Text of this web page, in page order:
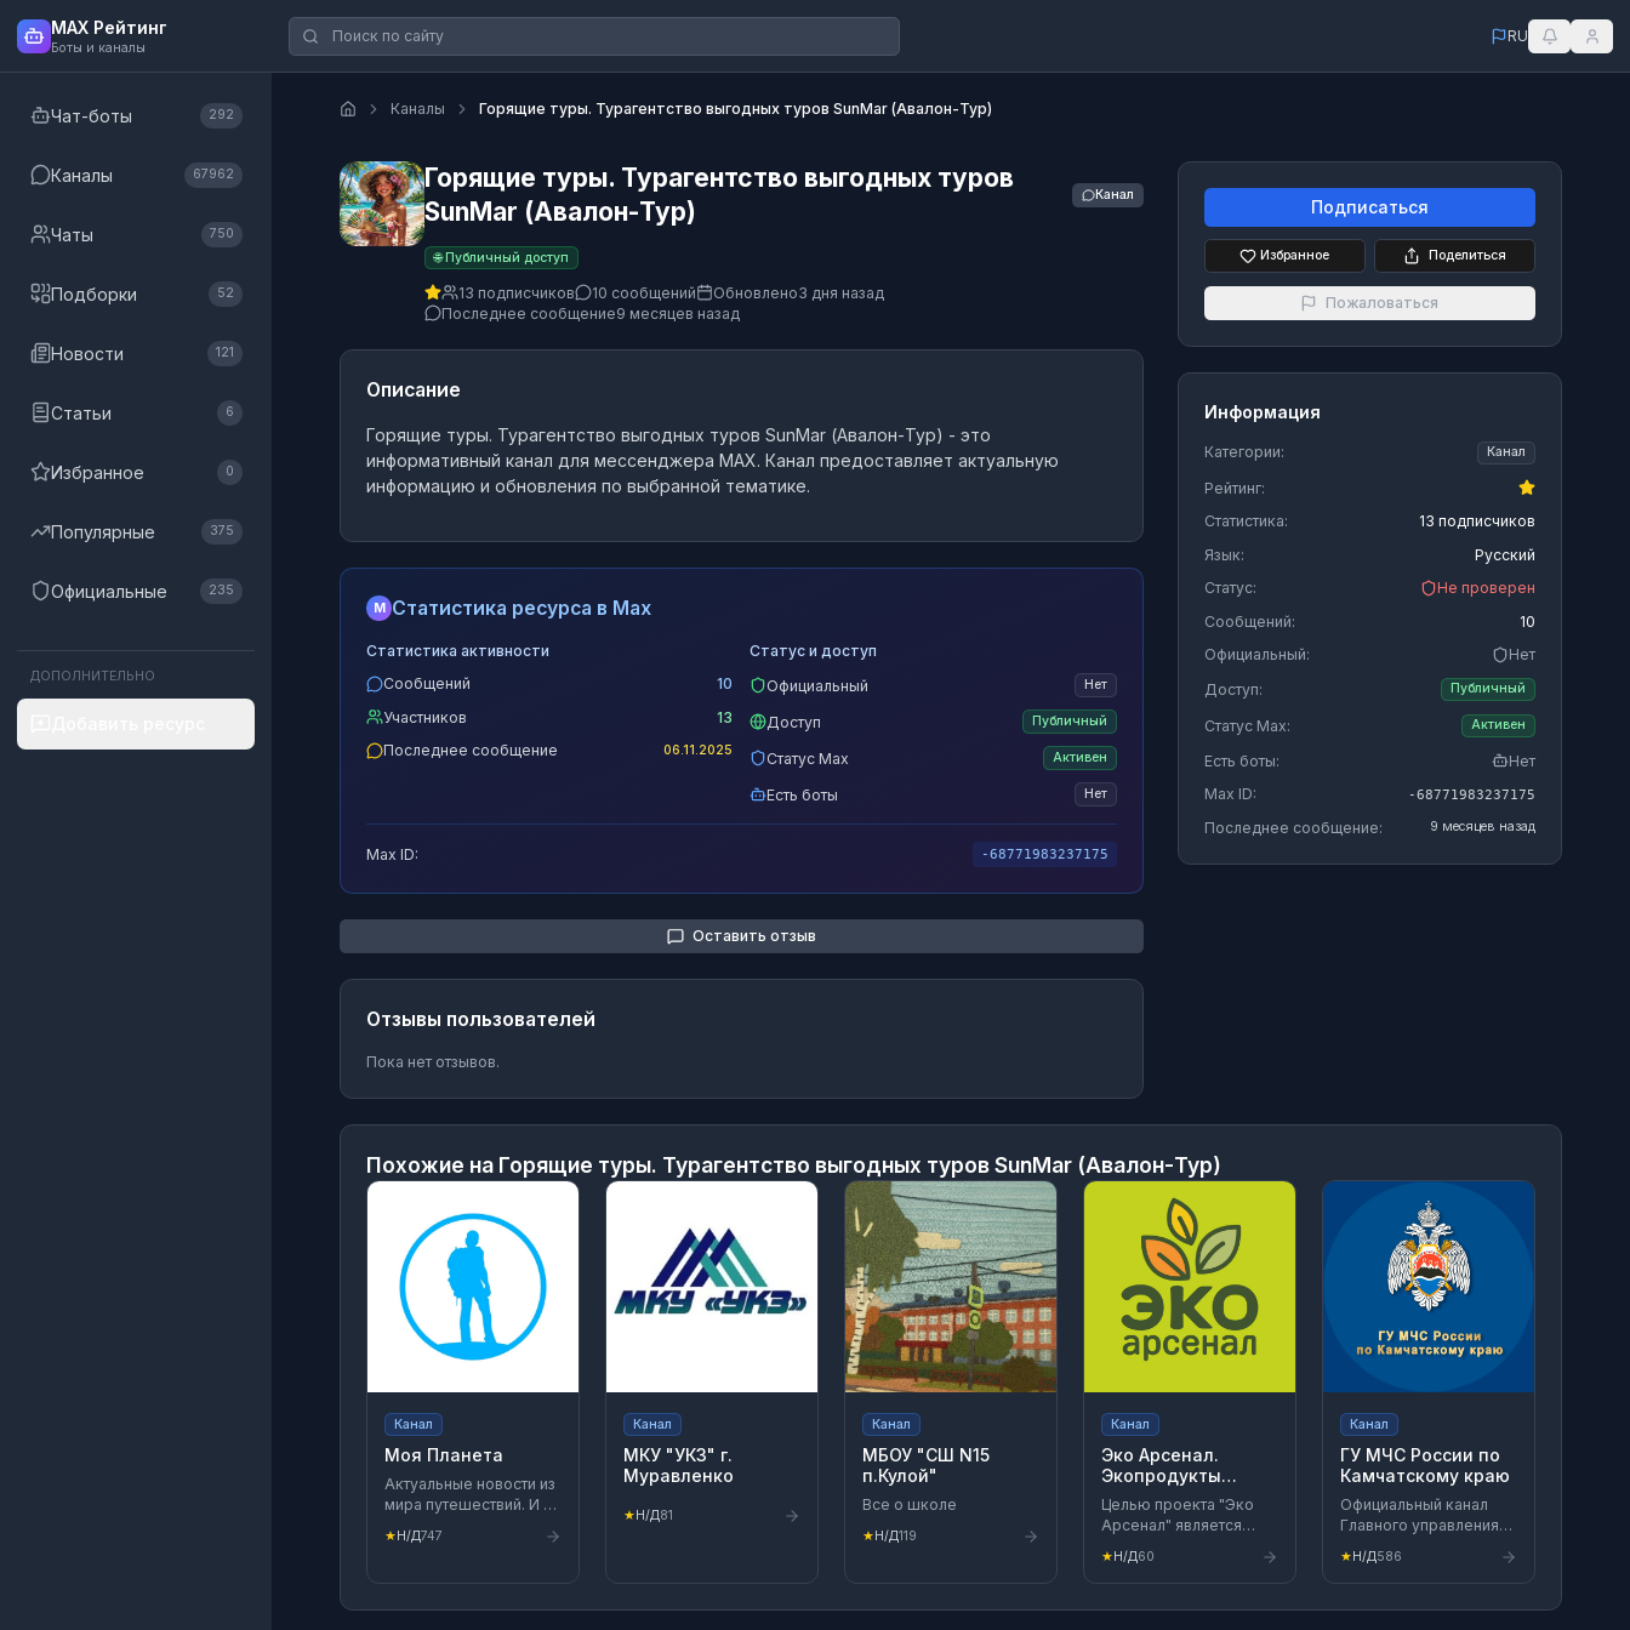
MAX Рейтинг
Боты и каналы
Чат-боты 292
Каналы 67962
Чаты 750
Подборки 52
Новости 121
Статьи 6
Избранное 0
Популярные 375
Официальные 235
ДОПОЛНИТЕЛЬНО
RU
Каналы Горящие туры. Турагентство выгодных туров SunMar (Авалон-Тур)
Горящие туры. Турагентство выгодных туров
SunMar (Авалон-Тур)
Канал
🌐 Публичный доступ
13 подписчиков 10 сообщений Обновлено3 дня назад
Последнее сообщение9 месяцев назад
Описание
Горящие туры. Турагентство выгодных туров SunMar (Авалон-Тур) - это
информативный канал для мессенджера MAX. Канал предоставляет актуальную
информацию и обновления по выбранной тематике.
M Статистика ресурса в Max
Статистика активности
Сообщений
10
Участников
13
Последнее сообщение
06.11.2025
Статус и доступ
Официальный
Нет
Доступ Публичный
Статус Max Активен
Есть боты Нет
Max ID: -68771983237175
Оставить отзыв
Отзывы пользователей
Пока нет отзывов.
Подписаться
Избранное Поделиться
Пожаловаться
Информация
Категории: Канал
Рейтинг:
Статистика:
13 подписчиков
Язык:
Русский
Статус:
Не проверен
Сообщений:
10
Официальный:
Нет
Доступ:
Публичный
Статус Max: Активен
Есть боты:
Нет
Max ID:
-68771983237175
Последнее сообщение: 9 месяцев назад
Похожие на Горящие туры. Турагентство выгодных туров SunMar (Авалон-Тур)
Канал
Моя Планета
Актуальные новости из
мира путешествий. И не
только!
★Н/Д747
Канал
МКУ "УКЗ" г.
Муравленко
★Н/Д81
Канал
МБОУ "СШ N15
п.Кулой"
Все о школе
★Н/Д119
Канал
Эко Арсенал.
Экопродукты
Иркутск
Целью проекта "Эко
Арсенал" является
улучшение здоровья и
качества вашей жизни,
посредством
натуральной и
★Н/Д60
Канал
ГУ МЧС России по
Камчатскому краю
Официальный канал
Главного управления
МЧС России по
Камчатскому краю в
мессенджере Max
★Н/Д586